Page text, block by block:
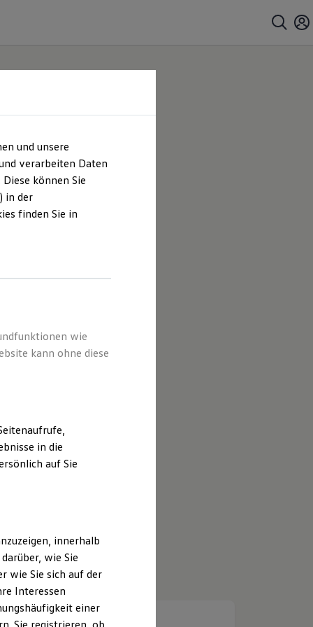
und unsere
verarbeiten Daten
können Sie
in der
finden Sie in
wie
kann ohne diese
in die
auf Sie
innerhalb
wie Sie
wie Sie sich auf der
Interessen
einer
Sie registrieren, ob